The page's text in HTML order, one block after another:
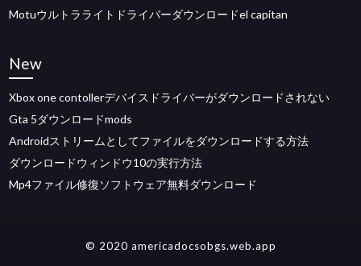
Motuウルトラライトドライバーダウンロードel capitan
New
Xbox one contollerデバイスドライバーがダウンロードされない
Gta 5ダウンロードmods
Androidストリームとしてファイルをダウンロードする方法
ダウンロードウィンドウ10の実行方法
Mp4ファイル修復ソフトウェア無料ダウンロード
© 2020 americadocsobgs.web.app